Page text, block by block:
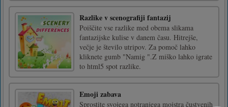
Razlike v scenografiji fantazij
Poiščite vse razlike med obema slikama
fantazijske kulise v danem času. Hitrejše,
večje je število utripov. Za pomoč lahko
kliknete gumb "Namig ".Z miško lahko igrate
to html5 spot razlike.
Emoji zabava
Sprostite svojega notranjega mojstra čustvenih